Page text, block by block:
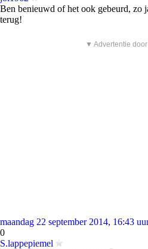
Ben benieuwd of het ook gebeurd, zo
terug!
▼ Advertentie
maandag 22 september 2014, 16:43
0
S.lappepiemel